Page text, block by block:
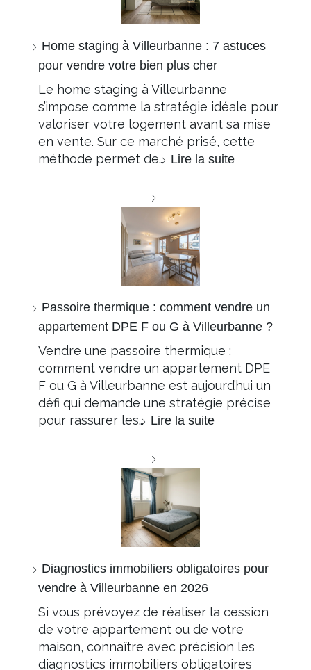
Home staging à Villeurbanne : 7 astuces
pour vendre votre bien plus cher
Le home staging à Villeurbanne
s’impose comme la stratégie idéale pour
valoriser votre logement avant sa mise
en vente. Sur ce marché prisé, cette
méthode permet de… Lire la suite
Passoire thermique : comment vendre un
appartement DPE F ou G à Villeurbanne ?
Vendre une passoire thermique :
comment vendre un appartement DPE
F ou G à Villeurbanne est aujourd’hui un
défi qui demande une stratégie précise
pour rassurer les… Lire la suite
Diagnostics immobiliers obligatoires pour
vendre à Villeurbanne en 2026
Si vous prévoyez de réaliser la cession
de votre appartement ou de votre
maison, connaître avec précision les
diagnostics immobiliers obligatoires